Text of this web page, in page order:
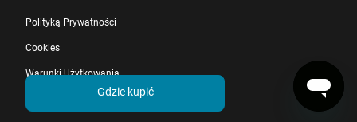
Gdzie kupić
Polityką Prywatności
Cookies
Warunki Użytkowania
EU Whistleblower Directive